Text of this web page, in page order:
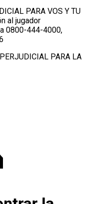
PARA VOS Y TU
al jugador
0800-444-4000,
PARA LA